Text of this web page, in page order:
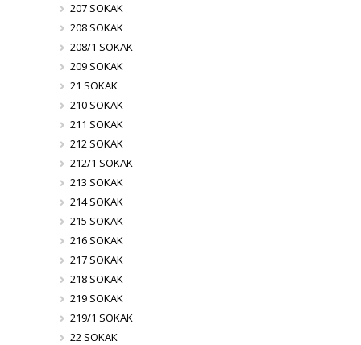
207 SOKAK
208 SOKAK
208/1 SOKAK
209 SOKAK
21 SOKAK
210 SOKAK
211 SOKAK
212 SOKAK
212/1 SOKAK
213 SOKAK
214 SOKAK
215 SOKAK
216 SOKAK
217 SOKAK
218 SOKAK
219 SOKAK
219/1 SOKAK
22 SOKAK